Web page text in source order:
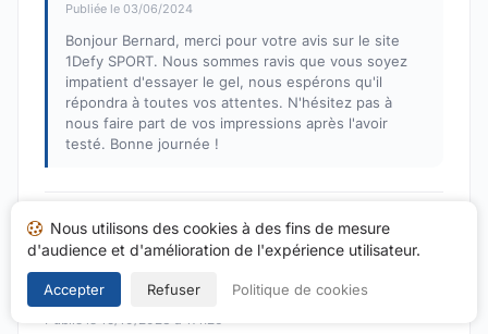
Publiée le 03/06/2024
Bonjour Bernard, merci pour votre avis sur le site
1Defy SPORT. Nous sommes ravis que vous soyez
impatient d'essayer le gel, nous espérons qu'il
répondra à toutes vos attentes. N'hésitez pas à
nous faire part de vos impressions après l'avoir
testé. Bonne journée !
N
Nicolas M.
Note : 5 sur 5
Publié le 15/10/2023 à 17h26
Parfait
Nous utilisons des cookies à des fins de mesure
d'audience et d'amélioration de l'expérience utilisateur.
Accepter Refuser Politique de cookies